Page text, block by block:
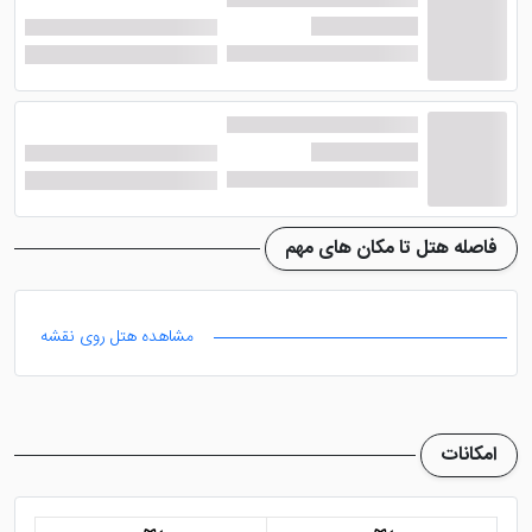
خواهد کرد. رنگ خاکی و پارچه های مجلل به کار رفته در
پرده ها و مبل ها سبب شده، هارمونی رنگ خوبی در اتاق
ایجاد شود.
از جمله امکاناتی که در اتاق های Asiana Hotel Dubai
وجود دارد می توان به سیستم تهویه مطبوع، سرویس
فرنگی مجزا، مینی بار، تلویزیو ال ای دی، حمام های
اختصاصی مدرن و ... اشاره نمود. با وجود این امکانات شما
می توانید در نهایت آرامش و رفاه اقامت خود را سپری
بهره مند است که توقع هر نوع میهمان را برآورده می کند. در
فاصله هتل تا مکان های مهم
مشاهده هتل روی نقشه
امکانات